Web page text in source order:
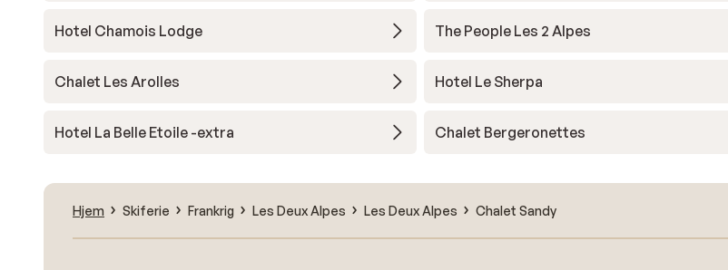
Hotel Chamois Lodge The People Les 2 Alpes
Chalet Les Arolles Hotel Le Sherpa
Hotel La Belle Etoile -extra Chalet Bergeronettes
Hjem Skiferie Frankrig Les Deux Alpes Les Deux Alpes Chalet Sandy